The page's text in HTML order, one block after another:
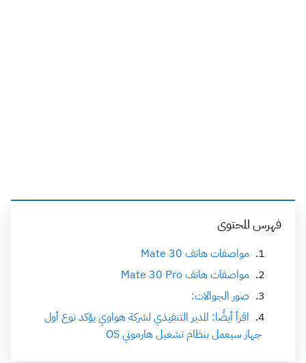
فهرس المحتوى
مواصفات هاتف Mate 30
مواصفات هاتف Mate 30 Pro
صور الجوالات:
اقرأ أيضًا: المدير التنفيذي لشركة هواوي يؤكد نوع أول
جهاز سيعمل بنظام تشغيل هارموني OS